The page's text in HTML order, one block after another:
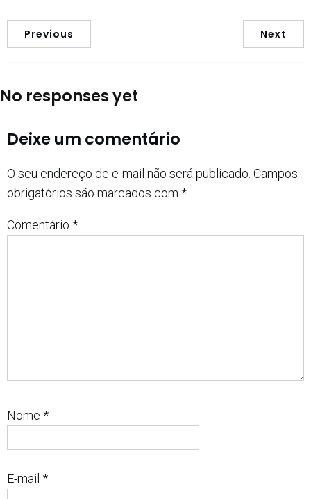
Previous Next
No responses yet
Deixe um comentário
O seu endereço de e-mail não será publicado. Campos
obrigatórios são marcados com *
Comentário *
Nome *
E-mail *